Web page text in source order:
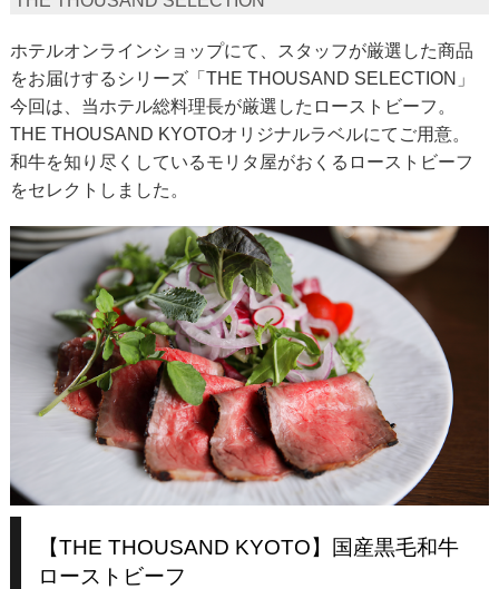
ホテルオンラインショップにて、スタッフが厳選した商品
をお届けするシリーズ「THE THOUSAND SELECTION」
今回は、当ホテル総料理長が厳選したローストビーフ。
THE THOUSAND KYOTOオリジナルラベルにてご用意。
和牛を知り尽くしているモリタ屋がおくるローストビーフ
をセレクトしました。
【THE THOUSAND KYOTO】国産黒毛和牛
ローストビーフ